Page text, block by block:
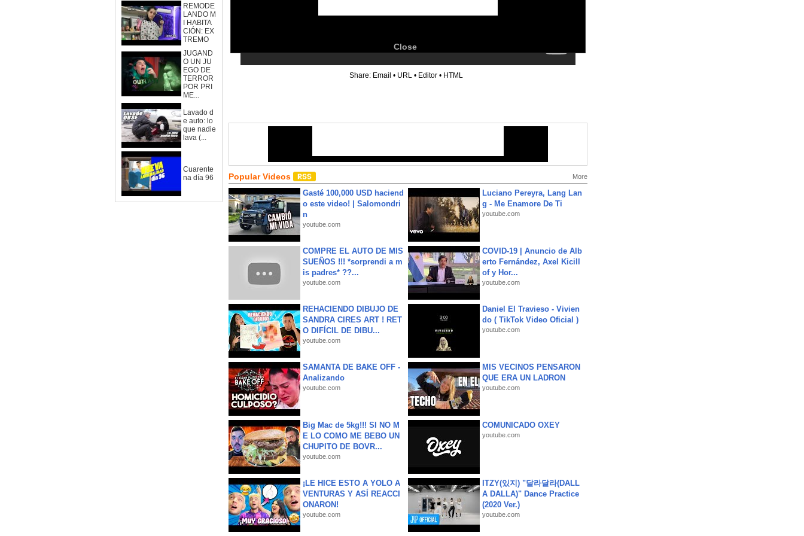
REMODE
LANDO M
I HABITA
CIÓN: EX
TREMO
JUGAND
O UN JU
EGO DE
TERROR
POR PRI
ME...
Lavado d
e auto: lo
que nadie
lava (...
Cuarente
na día 96
Close
Share: Email • URL • Editor • HTML
Popular Videos More
Gasté 100,000 USD haciend
o este video! | Salomondri
n
youtube.com
Luciano Pereyra, Lang Lan
g - Me Enamore De Ti
youtube.com
COMPRE EL AUTO DE MIS
SUEÑOS !!! *sorprendi a m
is padres* ??...
youtube.com
COVID-19 | Anuncio de Alb
erto Fernández, Axel Kicill
of y Hor...
youtube.com
REHACIENDO DIBUJO DE
SANDRA CIRES ART ! RET
O DIFÍCIL DE DIBU...
youtube.com
Daniel El Travieso - Vivien
do ( TikTok Video Oficial )
youtube.com
SAMANTA DE BAKE OFF -
Analizando
youtube.com
MIS VECINOS PENSARON
QUE ERA UN LADRON
youtube.com
Big Mac de 5kg!!! SI NO M
E LO COMO ME BEBO UN
CHUPITO DE BOVR...
youtube.com
COMUNICADO OXEY
youtube.com
¡LE HICE ESTO A YOLO A
VENTURAS Y ASÍ REACCI
ONARON!
youtube.com
ITZY(있지) "달라달라(DALL
A DALLA)" Dance Practice
(2020 Ver.)
youtube.com